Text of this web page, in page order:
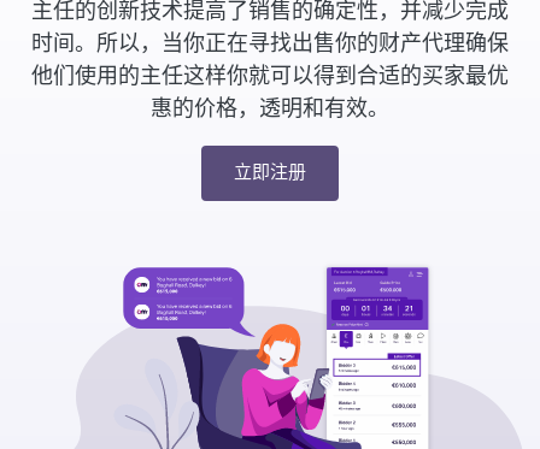
主任的创新技术提高了销售的确定性，并减少完成
时间。所以，当你正在寻找出售你的财产代理确保
他们使用的主任这样你就可以得到合适的买家最优
惠的价格，透明和有效。
立即注册